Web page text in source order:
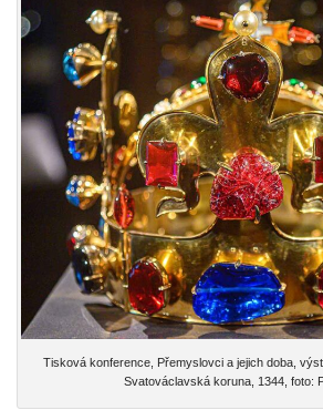
Tisková konference, Přemyslovci a jejich doba,
Svatováclavská koruna, 1344, foto: